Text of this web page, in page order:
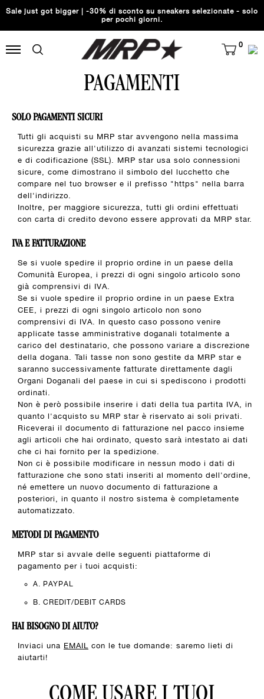
Sale just got bigger | -30% di sconto su sneakers selezionate - solo
per pochi giorni.
0
PAGAMENTI
SOLO PAGAMENTI SICURI
Tutti gli acquisti su MRP star avvengono nella massima
sicurezza grazie all'utilizzo di avanzati sistemi tecnologici
e di codificazione (SSL). MRP star usa solo connessioni
sicure, come dimostrano il simbolo del lucchetto che
compare nel tuo browser e il prefisso "https" nella barra
dell'indirizzo.
Inoltre, per maggiore sicurezza, tutti gli ordini effettuati
con carta di credito devono essere approvati da MRP star.
IVA E FATTURAZIONE
Se si vuole spedire il proprio ordine in un paese della
Comunità Europea, i prezzi di ogni singolo articolo sono
già comprensivi di IVA.
Se si vuole spedire il proprio ordine in un paese Extra
CEE, i prezzi di ogni singolo articolo non sono
comprensivi di IVA. In questo caso possono venire
applicate tasse amministrative doganali totalmente a
carico del destinatario, che possono variare a discrezione
della dogana. Tali tasse non sono gestite da MRP star e
saranno successivamente fatturate direttamente dagli
Organi Doganali del paese in cui si spediscono i prodotti
ordinati.
Non è però possibile inserire i dati della tua partita IVA, in
quanto l'acquisto su MRP star è riservato ai soli privati.
Riceverai il documento di fatturazione nel pacco insieme
agli articoli che hai ordinato, questo sarà intestato ai dati
che ci hai fornito per la spedizione.
Non ci è possibile modificare in nessun modo i dati di
fatturazione che sono stati inseriti al momento dell'ordine,
né emettere un nuovo documento di fatturazione a
posteriori, in quanto il nostro sistema è completamente
automatizzato.
METODI DI PAGAMENTO
MRP star si avvale delle seguenti piattaforme di
pagamento per i tuoi acquisti:
A. PAYPAL
B. CREDIT/DEBIT CARDS
HAI BISOGNO DI AIUTO?
Inviaci una EMAIL con le tue domande: saremo lieti di
aiutarti!